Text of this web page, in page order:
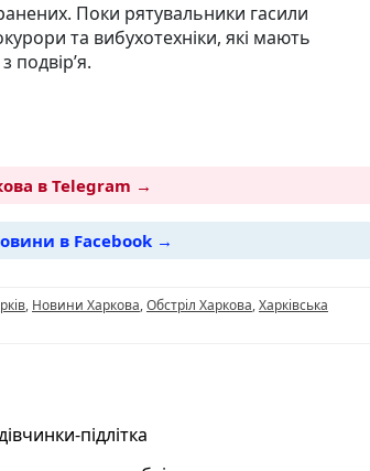
Поки рятувальники гасили
та вибухотехніки, які мають
подвір’я.
в Telegram →
в Facebook →
, Новини Харкова,Обстріл Харкова,Харківська
підлітка